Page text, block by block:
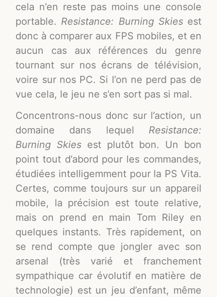
cela n’en reste pas moins une console
portable. Resistance: Burning Skiesest
donc à comparer aux FPS mobiles, et en
aucun cas aux références du genre
tournant sur nos écrans de télévision,
voire sur nos PC. Si l’on ne perd pas de
vue cela, le jeu ne s’en sort pas si mal.
Concentrons-nous donc sur l’action, un
domaine dans lequel Resistance:
Burning Skies est plutôt bon. Un bon
point tout d’abord pour les commandes,
étudiées intelligemment pour la PS Vita.
Certes, comme toujours sur un appareil
mobile, la précision est toute relative,
mais on prend en main Tom Riley en
quelques instants. Très rapidement, on
se rend compte que jongler avec son
arsenal (très varié et franchement
sympathique car évolutif en matière de
technologie) est un jeu d’enfant, même